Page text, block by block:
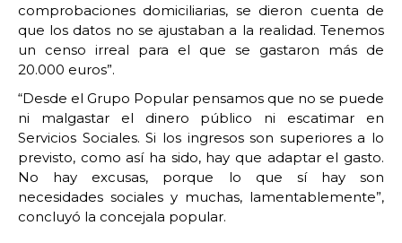
comprobaciones domiciliarias, se dieron cuenta de
que los datos no se ajustaban a la realidad. Tenemos
un censo irreal para el que se gastaron más de
20.000 euros”.
“Desde el Grupo Popular pensamos que no se puede
ni malgastar el dinero público ni escatimar en
Servicios Sociales. Si los ingresos son superiores a lo
previsto, como así ha sido, hay que adaptar el gasto.
No hay excusas, porque lo que sí hay son
necesidades sociales y muchas, lamentablemente”,
concluyó la concejala popular.